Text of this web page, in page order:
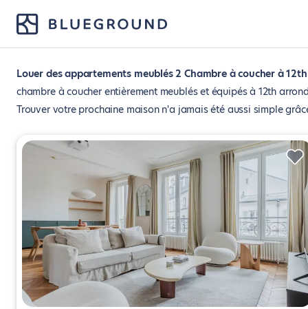
Louer des appartements meublés 2 Chambre à coucher à
chambre à coucher entièrement meublés et équipés à 12th
Trouver votre prochaine maison n'a jamais été aussi simple